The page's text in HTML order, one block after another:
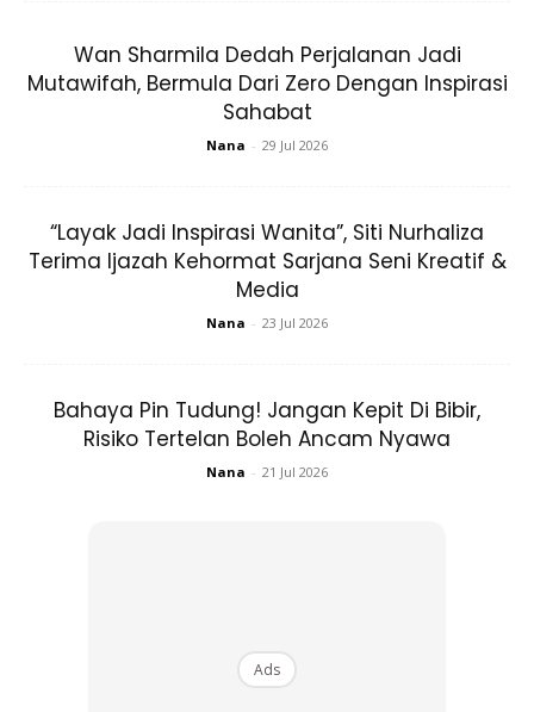
Pelindung matahari kimia adalah
pilihan yang lebih baik jika anda:
Bermain sukan atau banyak berpeluh pada waktu siang.
Mahukan pelindung matahari yang cepat menyerap ke
memilih pelindung matahari
Wan Sharmila Dedah Perjalanan Jadi
Mutawifah, Bermula Dari Zero Dengan Inspirasi
Sahabat
Nana - 29 Jul 2026
“Layak Jadi Inspirasi Wanita”, Siti Nurhaliza
Terima Ijazah Kehormat Sarjana Seni Kreatif &
Media
Nana - 23 Jul 2026
Bahaya Pin Tudung! Jangan Kepit Di Bibir,
Risiko Tertelan Boleh Ancam Nyawa
Nana - 21 Jul 2026
Ads